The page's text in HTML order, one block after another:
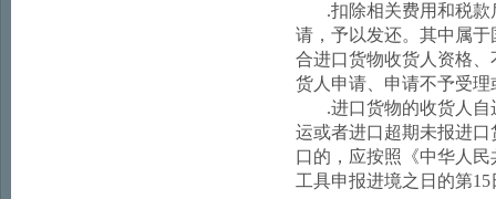
.扣除相关费用和税
请，予以发还。其中属
合进口货物收货人资格
货人申请、申请不予受
.进口货物的收货人
运或者进口超期未报进
口的，应按照《中华人
工具申报进境之日的第15